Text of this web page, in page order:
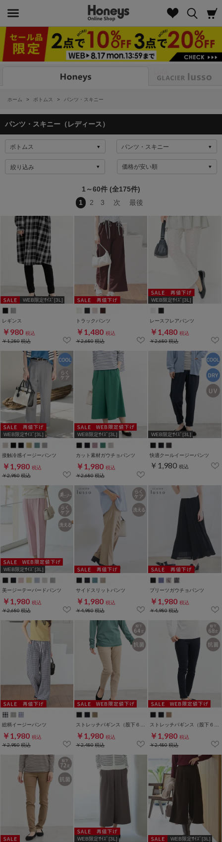
ホーム > ボトムス > パンツ・スキニー
パンツ・スキニー（レディース）
絞り込み
1～60件 (全175件)
1
2 3 次 最後
WEB限定ｻｲｽﾞ[3L]
レギンス
￥980 税込
￥1,280税込
トラックパンツ
￥1,480 税込
￥2,680税込
WEB限定ｻｲｽﾞ[3L]
レースフレアパンツ
￥1,480 税込
￥2,680税込
WEB限定ｻｲｽﾞ[3L]
接触冷感イージーパンツ
￥1,980 税込
￥2,980税込
WEB限定ｻｲｽﾞ[3L]
カット素材ガウチョパンツ
￥1,980 税込
￥2,680税込
WEB限定ｻｲｽﾞ[3L]
快適クールイージーパンツ
￥1,980 税込
WEB限定ｻｲｽﾞ[3L]
美ージーテーパードパンツ
￥1,980 税込
￥2,680税込
サイドスリットパンツ
￥1,980 税込
￥4,980税込
プリーツガウチョパンツ
￥1,980 税込
￥4,980税込
総柄イージーパンツ
￥1,980 税込
￥2,980税込
ストレッチパギンス（股下６４ｃｍ）
￥1,980 税込
￥2,480税込
ストレッチパギンス（股下６８ｃｍ）
￥1,980 税込
￥2,480税込
WEB限定ｻｲｽﾞ[3L] WEB限定ｻｲｽﾞ[3L]